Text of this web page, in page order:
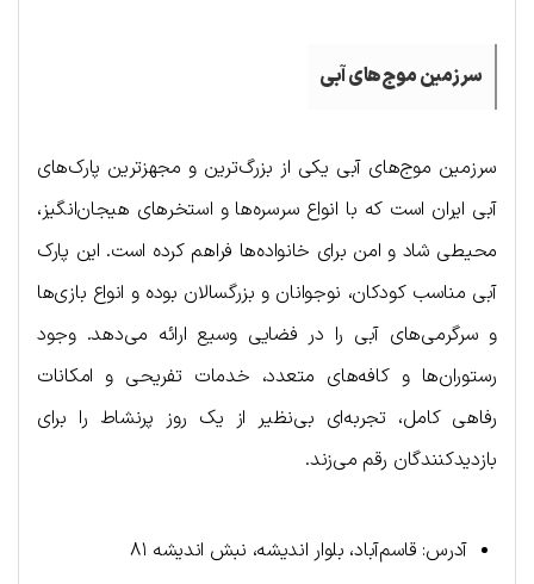
سرزمین موج‌های آبی
سرزمین موج‌های آبی یکی از بزرگ‌ترین و مجهزترین پارک‌های
آبی ایران است که با انواع سرسره‌ها و استخرهای هیجان‌انگیز،
محیطی شاد و امن برای خانواده‌ها فراهم کرده است. این پارک
آبی مناسب کودکان، نوجوانان و بزرگسالان بوده و انواع بازی‌ها
و سرگرمی‌های آبی را در فضایی وسیع ارائه می‌دهد. وجود
رستوران‌ها و کافه‌های متعدد، خدمات تفریحی و امکانات
رفاهی کامل، تجربه‌ای بی‌نظیر از یک روز پرنشاط را برای
بازدیدکنندگان رقم می‌زند.
آدرس: قاسم‌آباد، بلوار اندیشه، نبش اندیشه ۸۱